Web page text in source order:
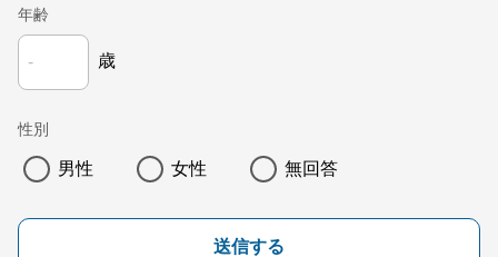
年齢
歳
性別
男性 女性 無回答
送信する